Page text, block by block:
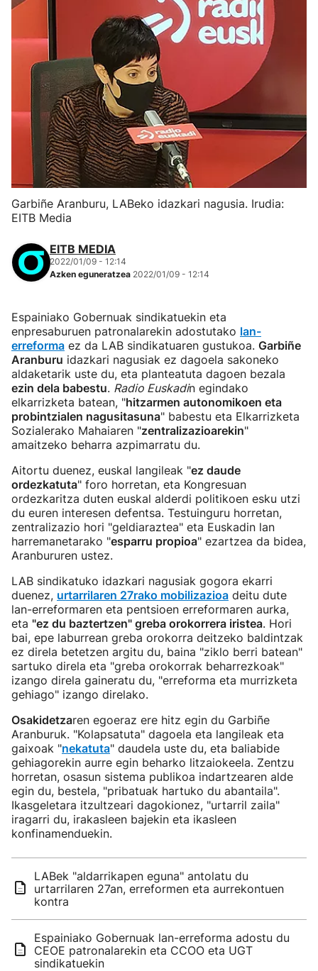
Garbiñe Aranburu, LABeko idazkari nagusia. Irudia:
EITB Media
EITB MEDIA
2022/01/09 - 12:14
Azken eguneratzea 2022/01/09 - 12:14
Espainiako Gobernuak sindikatuekin eta
enpresaburuen patronalarekin adostutako lan-
erreforma ez da LAB sindikatuaren gustukoa. Garbiñe
Aranburu idazkari nagusiak ez dagoela sakoneko
aldaketarik uste du, eta planteatuta dagoen bezala
ezin dela babestu. Radio Euskadin egindako
elkarrizketa batean, "hitzarmen autonomikoen eta
probintzialen nagusitasuna" babestu eta Elkarrizketa
Sozialerako Mahaiaren "zentralizazioarekin"
amaitzeko beharra azpimarratu du.
Aitortu duenez, euskal langileak "ez daude
ordezkatuta" foro horretan, eta Kongresuan
ordezkaritza duten euskal alderdi politikoen esku utzi
du euren interesen defentsa. Testuinguru horretan,
zentralizazio hori "geldiaraztea" eta Euskadin lan
harremanetarako "esparru propioa" ezartzea da bidea,
Aranbururen ustez.
LAB sindikatuko idazkari nagusiak gogora ekarri
duenez, urtarrilaren 27rako mobilizazioa deitu dute
lan-erreformaren eta pentsioen erreformaren aurka,
eta "ez du baztertzen" greba orokorrera iristea. Hori
bai, epe laburrean greba orokorra deitzeko baldintzak
ez direla betetzen argitu du, baina "ziklo berri batean"
sartuko direla eta "greba orokorrak beharrezkoak"
izango direla gaineratu du, "erreforma eta murrizketa
gehiago" izango direlako.
Osakidetzaren egoeraz ere hitz egin du Garbiñe
Aranburuk. "Kolapsatuta" dagoela eta langileak eta
gaixoak "nekatuta" daudela uste du, eta baliabide
gehiagorekin aurre egin beharko litzaiokeela. Zentzu
horretan, osasun sistema publikoa indartzearen alde
egin du, bestela, "pribatuak hartuko du abantaila".
Ikasgeletara itzultzeari dagokionez, "urtarril zaila"
iragarri du, irakasleen bajekin eta ikasleen
konfinamenduekin.
LABek "aldarrikapen eguna" antolatu du
urtarrilaren 27an, erreformen eta aurrekontuen
kontra
Espainiako Gobernuak lan-erreforma adostu du
CEOE patronalarekin eta CCOO eta UGT
sindikatuekin